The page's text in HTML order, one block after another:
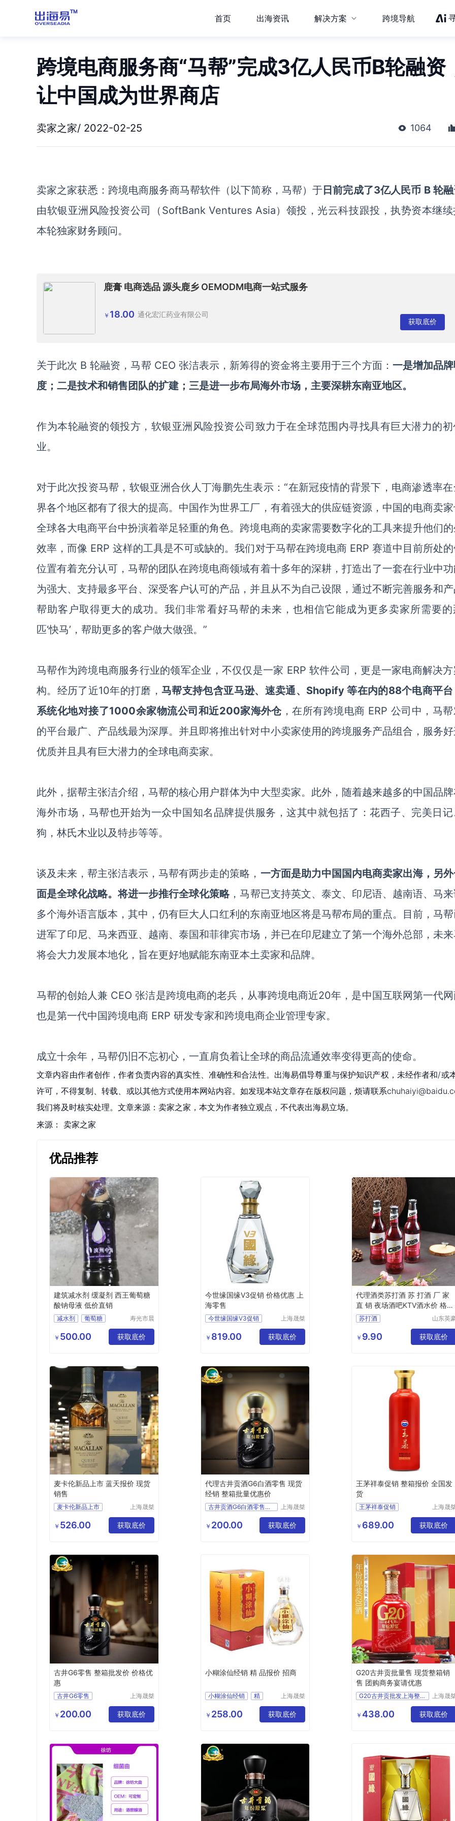
首页 出海资讯 解决方案 跨境导航
跨境电商服务商“马帮”完成3亿人民币B轮融资
让中国成为世界商店
卖家之家/ 2022-02-25 1064
卖家之家获悉：跨境电商服务商马帮软件（以下简称，马帮）于 日前完成了3亿人民币 B 轮
由软银亚洲风险投资公司（SoftBank Ventures Asia）领投，光云科技跟投，执势资本继
本轮独家财务顾问。
鹿膏 电商选品 源头鹿乡 OEMODM电商一站式服务
￥ 18.00 通化宏汇药业有限公司
获取底价
关于此次 B 轮融资，马帮 CEO 张洁表示，新筹得的资金将主要用于三个方面： 一是增加品
度；二是技术和销售团队的扩建；三是进一步布局海外市场，主要深耕东南亚地区。
作为本轮融资的领投方，软银亚洲风险投资公司致力于在全球范围内寻找具有巨大潜力的
业。
对于此次投资马帮，软银亚洲合伙人丁海鹏先生表示：“在新冠疫情的背景下，电商渗透率
界各个地区都有了很大的提高。中国作为世界工厂，有着强大的供应链资源，中国的电商卖
全球各大电商平台中扮演着举足轻重的角色。跨境电商的卖家需要数字化的工具来提升他们
效率，而像 ERP 这样的工具是不可或缺的。我们对于马帮在跨境电商 ERP 赛道中目前所处
位置有着充分认可，马帮的团队在跨境电商领域有着十多年的深耕，打造出了一套在行业中
为强大、支持最多平台、深受客户认可的产品，并且从不为自己设限，通过不断完善服务和
帮助客户取得更大的成功。我们非常看好马帮的未来，也相信它能成为更多卖家所需要的
匹‘快马’，帮助更多的客户做大做强。”
马帮作为跨境电商服务行业的领军企业，不仅仅是一家 ERP 软件公司，更是一家电商解决
构。经历了近10年的打磨，马帮支持包含亚马逊、速卖通、Shopify 等在内的88个电商平
系统化地对接了1000余家物流公司和近200家海外仓，在所有跨境电商 ERP 公司中，马
的平台最广、产品线最为深厚。并且即将推出针对中小卖家使用的跨境服务产品组合，服务
优质并且具有巨大潜力的全球电商卖家。
此外，据帮主张洁介绍，马帮的核心用户群体为中大型卖家。此外，随着越来越多的中国品
海外市场，马帮也开始为一众中国知名品牌提供服务，这其中就包括了：花西子、完美日
狗，林氏木业以及特步等等。
谈及未来，帮主张洁表示，马帮有两步走的策略， 一方面是助力中国国内电商卖家出海，另
面是全球化战略。将进一步推行全球化策略，马帮已支持英文、泰文、印尼语、越南语、马
多个海外语言版本，其中，仍有巨大人口红利的东南亚地区将是马帮布局的重点。目前，马
进军了印尼、马来西亚、越南、泰国和菲律宾市场，并已在印尼建立了第一个海外总部，未
将会大力发展本地化，旨在更好地赋能东南亚本土卖家和品牌。
马帮的创始人兼 CEO 张洁是跨境电商的老兵，从事跨境电商近20年，是中国互联网第一代
也是第一代中国跨境电商 ERP 研发专家和跨境电商企业管理专家。
成立十余年，马帮仍旧不忘初心，一直肩负着让全球的商品流通效率变得更高的使命。
文章内容由作者创作，作者负责内容的真实性、准确性和合法性。出海易倡导尊重与保护知识产权，未经作者和/或
许可，不得复制、转载、或以其他方式使用本网站内容。如发现本站文章存在版权问题，烦请联系
我们将及时核实处理。文章来源：卖家之家，本文为作者独立观点，不代表出海易立场。
来源： 卖家之家
优品推荐
建筑减水剂 缓凝剂 西王葡萄糖
酸钠母液 低价直销
减水剂 葡萄糖
寿光市晨
限公司
￥ 500.00 获取底价
今世缘国缘V3促销 价格优惠 上
海零售
今世缘国缘V3促销
上海零售
供应
食品生鲜
上海晟桀
公司
￥ 819.00 获取底价
代理酒类苏打酒 苏 打酒 厂 家
直 销 夜场酒吧KTV酒水价 格优
惠苏打酒
山东英
公司
￥ 9.90 获取底价
麦卡伦新品上市 蓝天报价 现货
销售
麦卡伦新品上市
现货销售
供应
食品生鲜
上海晟桀
公司
￥ 526.00 获取底价
代理古井贡酒G6白酒零售 现货
经销 整箱批量优惠价
古井贡酒G6白酒零售价格优惠上海经销商
酒类
白酒
上海晟桀
公司
￥ 200.00 获取底价
王茅祥泰促销 整箱报价 全国发
货
王茅祥泰促销
全国发货
供应
食品生鲜
上海晟
公司
￥ 689.00 获取底价
古井G6零售 整箱批发价 价格优
惠
古井G6零售
价格优惠
上海晟桀
公司
￥ 200.00 获取底价
小糊涂仙经销 精 品报价 招商
小糊涂仙经销
精
供应
食品生鲜
酒类
上海晟桀
公司
￥ 258.00 获取底价
G20古井贡批量售 现货整箱销
售 团购商务宴请优惠
G20古井贡批发上海整箱销售团购价
酒类
白酒
上海晟
公司
￥ 438.00 获取底价